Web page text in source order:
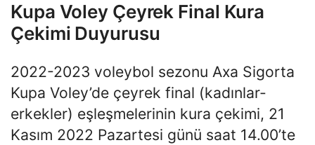
Kupa Voley Çeyrek Final Kura
Çekimi Duyurusu
2022-2023 voleybol sezonu Axa Sigorta
Kupa Voley’de çeyrek final (kadınlar-
erkekler) eşleşmelerinin kura çekimi, 21
Kasım 2022 Pazartesi günü saat 14.00’te